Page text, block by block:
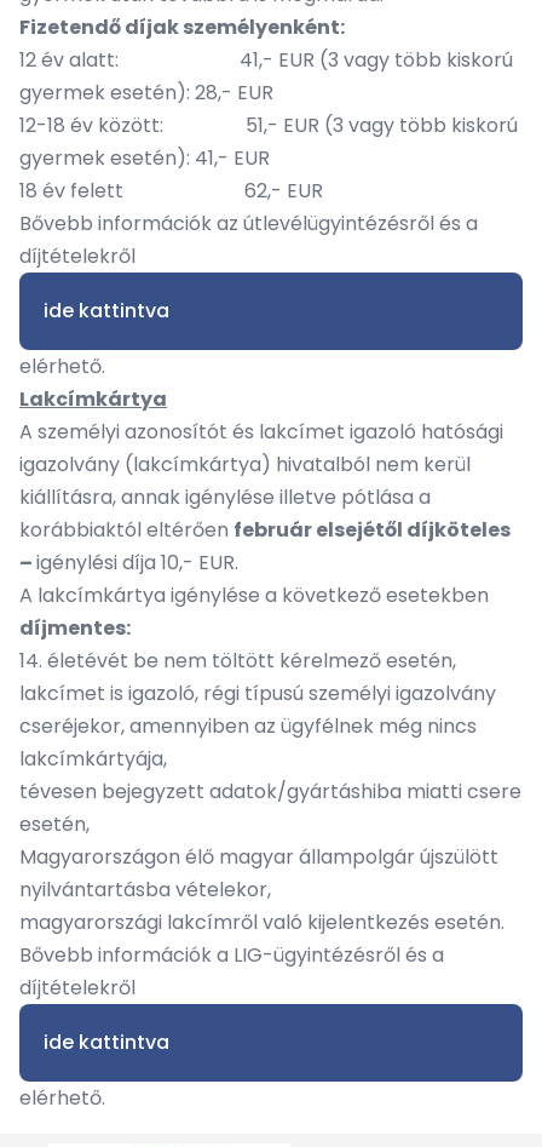
Fizetendő díjak személyenként:
12 év alatt: 41,- EUR (3 vagy több kiskorú
gyermek esetén): 28,- EUR
12-18 év között: 51,- EUR (3 vagy több kiskorú
gyermek esetén): 41,- EUR
18 év felett 62,- EUR
Bővebb információk az útlevélügyintézésről és a
díjtételekről
ide kattintva
elérhető.
Lakcímkártya
A személyi azonosítót és lakcímet igazoló hatósági
igazolvány (lakcímkártya) hivatalból nem kerül
kiállításra, annak igénylése illetve pótlása a
korábbiaktól eltérően február elsejétől díjköteles
–igénylési díja 10,- EUR.
A lakcímkártya igénylése a következő esetekben
díjmentes:
14. életévét be nem töltött kérelmező esetén,
lakcímet is igazoló, régi típusú személyi igazolvány
cseréjekor, amennyiben az ügyfélnek még nincs
lakcímkártyája,
tévesen bejegyzett adatok/gyártáshiba miatti csere
esetén,
Magyarországon élő magyar állampolgár újszülött
nyilvántartásba vételekor,
magyarországi lakcímről való kijelentkezés esetén.
Bővebb információk a LIG-ügyintézésről és a
díjtételekről
ide kattintva
elérhető.